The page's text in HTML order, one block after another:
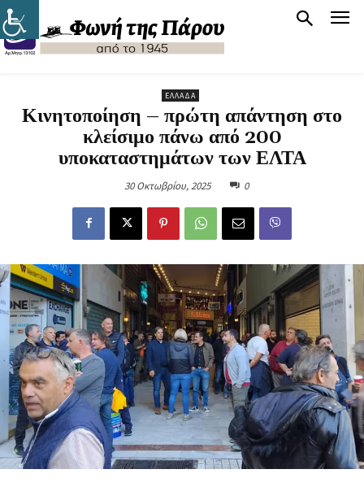
ΕΛΛΆΔΑ
Κινητοποίηση – πρώτη απάντηση στο
κλείσιμο πάνω από 200
υποκαταστημάτων των ΕΛΤΑ
30 Οκτωβρίου, 2025 0